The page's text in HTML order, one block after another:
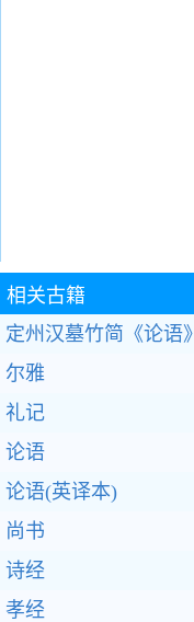
相关古籍
定州汉墓竹简《论语》
尔雅
礼记
论语
论语(英译本)
尚书
诗经
孝经